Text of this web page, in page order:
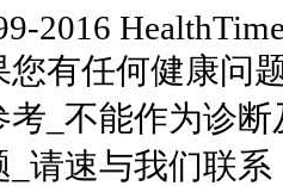
2016
有任何健康问
考_不能作为诊
请速与我们联系